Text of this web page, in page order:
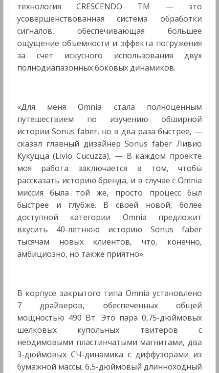
технология CRESCENDO TM — это
усовершенствованная система обработки
сигналов, обеспечивающая большее
ощущение объемности и эффекта погружения
за счет искусного использования двух
полнодиапазонных боковых динамиков.
«Для меня Omnia стала полноценным
путешествием по изучению обширной
истории Sonus faber, но в два раза быстрее, —
сказал главный дизайнер Sonus faber Ливио
Кукуцца (Livio Cucuzza), — В каждом проекте
моя работа заключается в том, чтобы
рассказать историю бренда, и в случае с Omnia
миссия была той же, просто процесс был
быстрее и глубже. В своей новой, более
доступной категории Omnia предложит
вкусить 40-летнюю историю Sonus faber
тысячам новых клиентов, что, конечно,
амбициозно, но также приятно».
В корпусе закрытого типа Omnia установлено
7 драйверов, обеспеченных общей
мощностью 490 Вт. Это пара 0,75-дюймовых
шелковых купольных твитеров с
неодимовыми пластинчатыми магнитами, два
3-дюймовых СЧ-динамика с диффузорами из
бумажной массы, 6,5-дюймовый длинноходный